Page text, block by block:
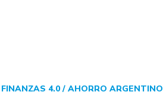
FINANZAS 4.0 / AHORRO ARGENTINO